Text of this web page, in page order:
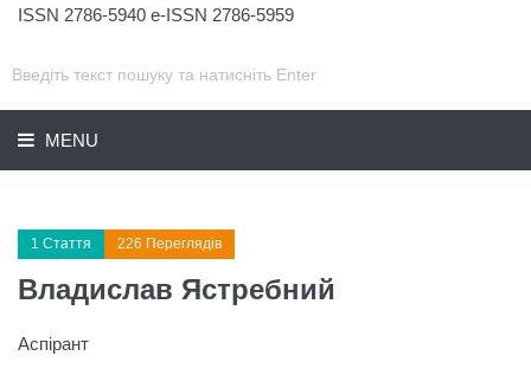
ISSN 2786-5940 e-ISSN 2786-5959
MENU
1 Стаття 226 Переглядів
Владислав Ястребний
Аспірант